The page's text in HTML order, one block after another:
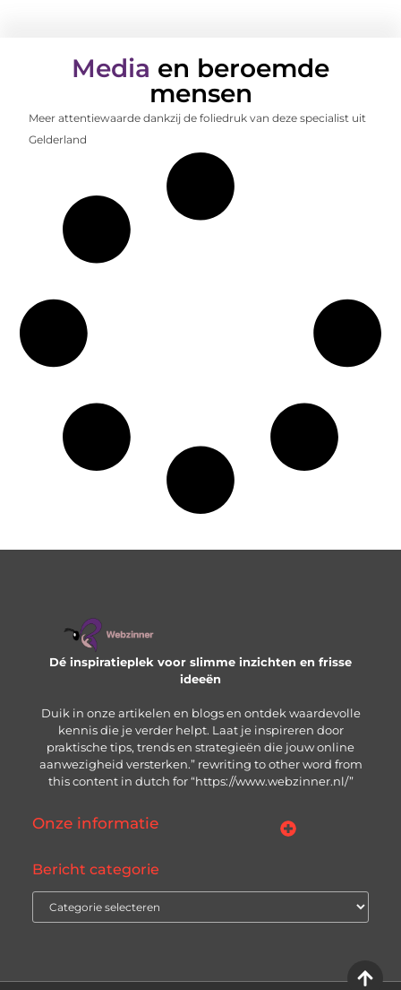
Media en beroemde
mensen
Meer attentiewaarde dankzij de foliedruk van deze specialist uit
Gelderland
Dé inspiratieplek voor slimme inzichten en frisse
ideeën
Duik in onze artikelen en blogs en ontdek waardevolle
kennis die je verder helpt. Laat je inspireren door
praktische tips, trends en strategieën die jouw online
aanwezigheid versterken.” rewriting to other word from
this content in dutch for “https://www.webzinner.nl/”
Onze informatie
Bericht categorie